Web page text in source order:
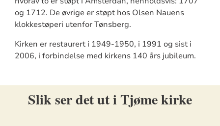
og 1712. De øvrige er støpt hos Olsen Nauens
klokkestøperi utenfor Tønsberg.
Kirken er restaurert i 1949-1950, i 1991 og sist i
2006, i forbindelse med kirkens 140 års jubileum.
Slik ser det ut i Tjøme kirke